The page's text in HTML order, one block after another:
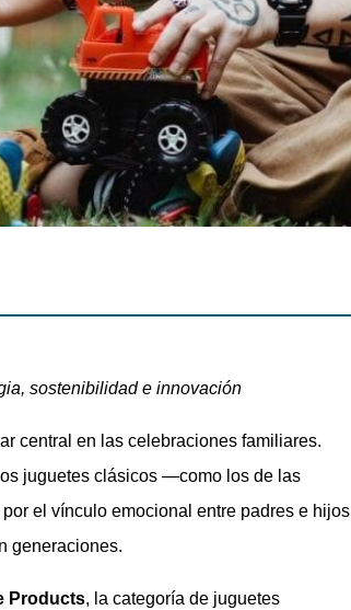
sostenibilidad e innovación
central en las celebraciones familiares.
juguetes clásicos —como los de las
el vínculo emocional entre padres e hijos
generaciones.
Products, la categoría de juguetes